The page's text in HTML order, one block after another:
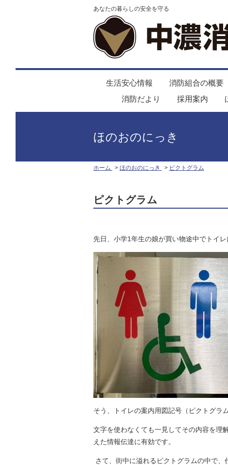
あなたの暮らしの安全を守る
生活安心情報 消防組合の概要
消防だより
採用案内
ほのおのにっき
ホーム ほのおのにっき ピクトグラム
ピクトグラム
先日、小学1年生の娘が買い物途中でトイ
そう、トイレの案内用図記号（ピクトグラ
文字を使わなくても一見してその内容を理
えた情報伝達に有効です。
さて、街中に溢れるピクトグラムの中で、